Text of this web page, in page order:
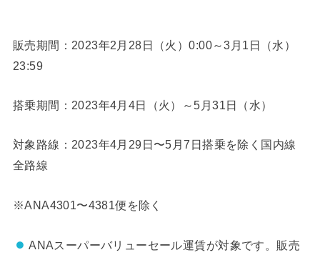
販売期間：2023年2月28日（火）0:00～3月1日（水）
23:59
搭乗期間：2023年4月4日（火）～5月31日（水）
対象路線：2023年4月29日〜5月7日搭乗を除く国内線
全路線
※ANA4301〜4381便を除く
ANAスーパーバリューセール運賃が対象です。販売